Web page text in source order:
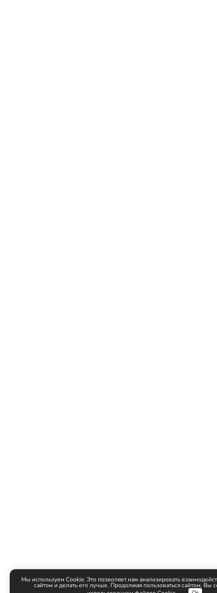
Мы используем Cookie. Это позволяет нам анализировать
сайтом и делать его лучше. Продолжая пользоваться сайтом, Вы